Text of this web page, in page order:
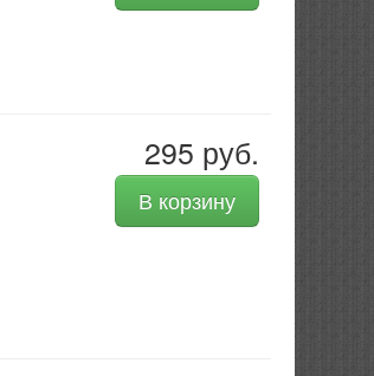
295 руб.
В корзину